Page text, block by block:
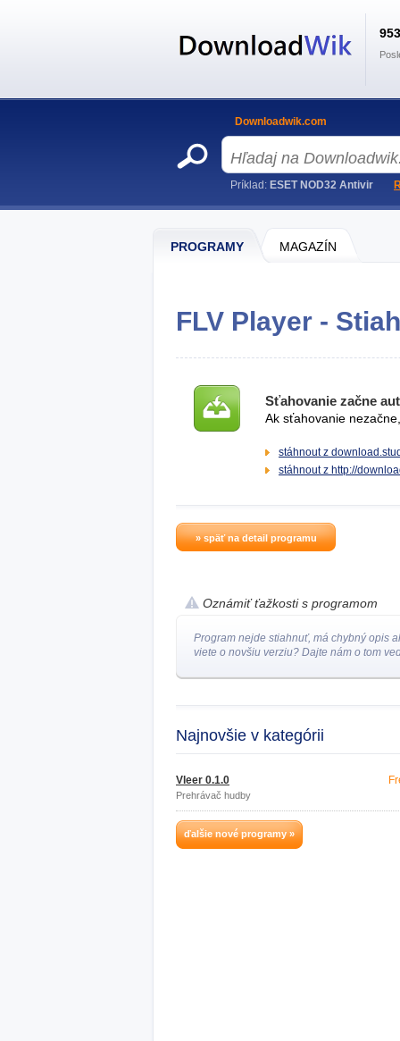
PROGRAMY MAGAZÍN
FLV Player -
Sťahovanie začne
Ak sťahovanie
stáhnout z
stáhnout z http://
» späť na detail programu
Oznámiť ťažkosti s programom
Program nejde stiahnuť, má chybný opis
viete o novšiu verziu? Dajte nám o tom
Najnovšie v kategórii
Vleer 0.1.0
Prehrávač hudby
ďalšie nové programy »
Downloadwik.com
Príklad: ESET NOD32 Antivir